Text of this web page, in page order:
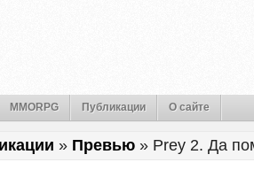
MMORPG Публикации О сайте
» Превью » Prey 2. Да